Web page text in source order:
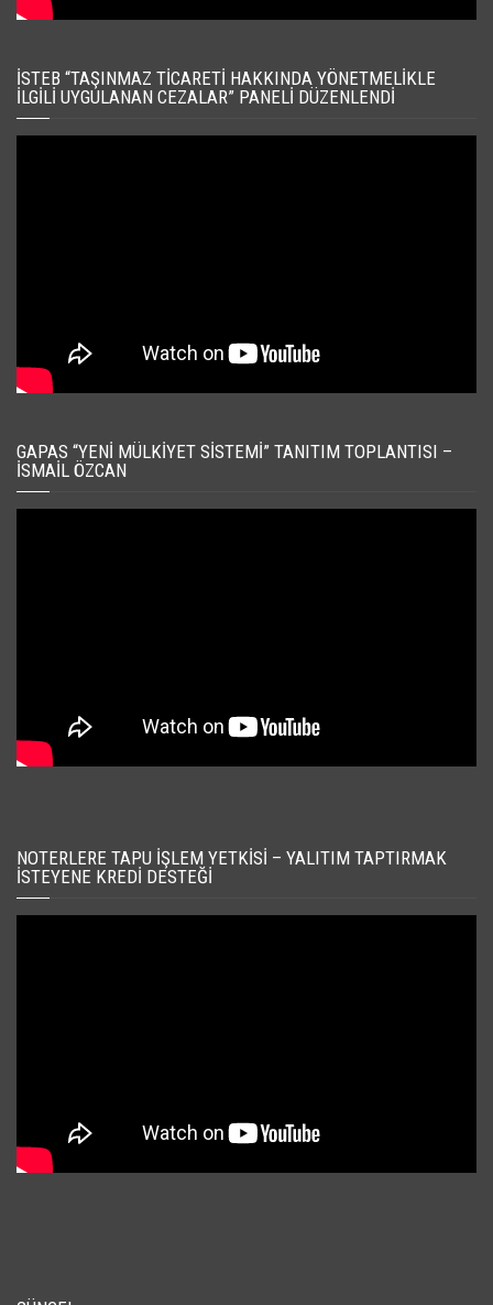
İSTEB “TAŞINMAZ TICARETI HAKKINDA YÖNETMELIKLE
İLGILI UYGULANAN CEZALAR” PANELI DÜZENLENDI
GAPAS “YENI MÜLKIYET SISTEMI” TANITIM TOPLANTISI –
İSMAIL ÖZCAN
NOTERLERE TAPU İŞLEM YETKISI – YALITIM TAPTIRMAK
İSTEYENE KREDI DESTEĞI